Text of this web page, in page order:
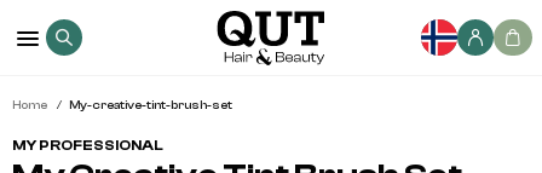
Home My-creative-tint-brush-set
MY PROFESSIONAL